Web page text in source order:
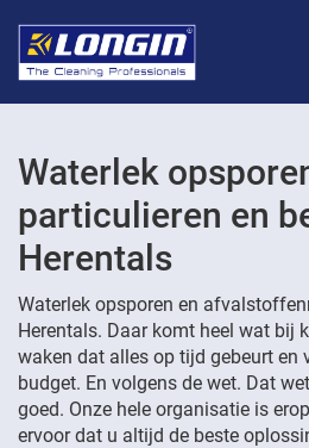
Waterlek
particulieren en
Herentals
Waterlek opsporen en
Herentals. Daar komt heel wat bij
waken dat alles op tijd gebeurt en
budget. En volgens de wet. Dat
goed. Onze hele organisatie is
ervoor dat u altijd de beste